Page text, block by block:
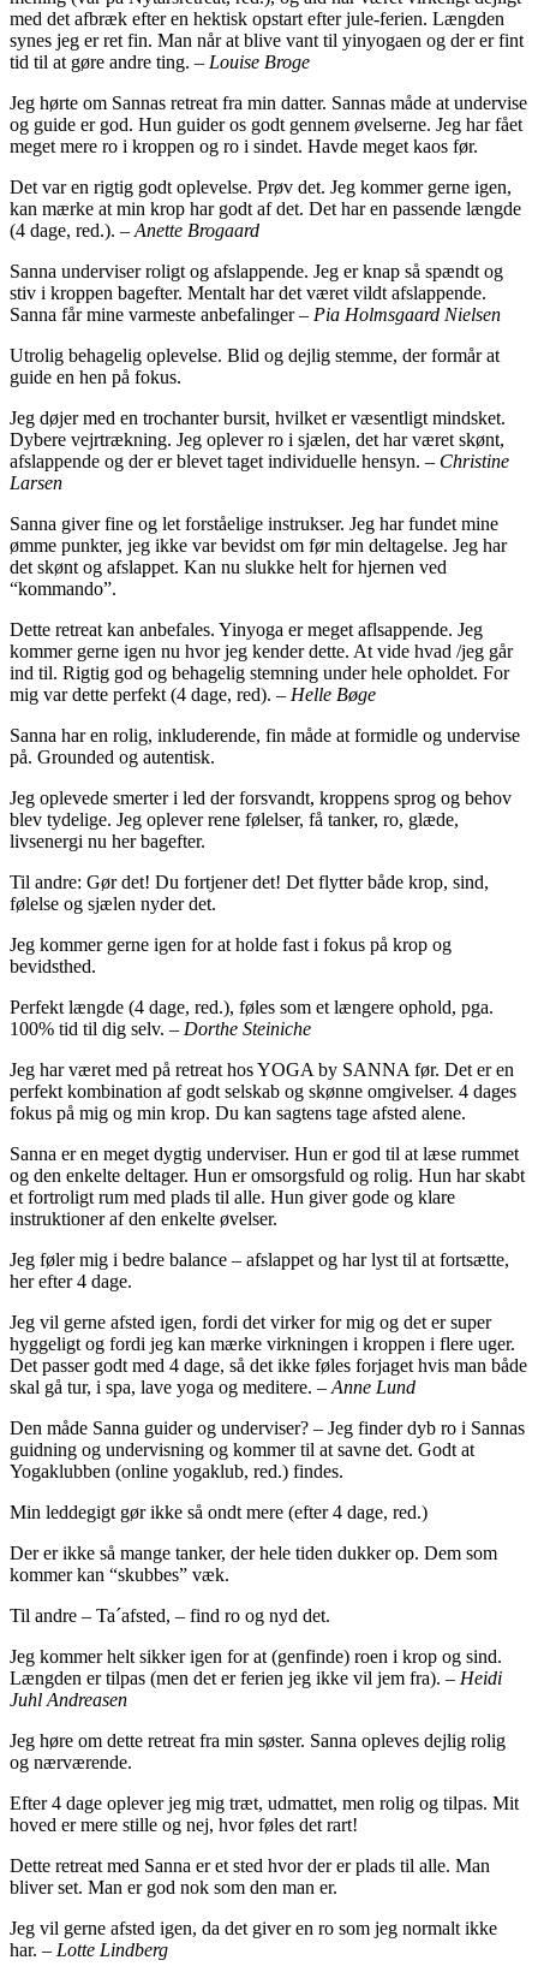
med det afbræk efter en hektisk opstart efter jule-ferien. Længden
synes jeg er ret fin. Man når at blive vant til yinyogaen og der er fint
tid til at gøre andre ting. – Louise Broge
Jeg hørte om Sannas retreat fra min datter. Sannas måde at undervise
og guide er god. Hun guider os godt gennem øvelserne. Jeg har fået
meget mere ro i kroppen og ro i sindet. Havde meget kaos før.
Det var en rigtig godt oplevelse. Prøv det. Jeg kommer gerne igen,
kan mærke at min krop har godt af det. Det har en passende længde
(4 dage, red.). – Anette Brogaard
Sanna underviser roligt og afslappende. Jeg er knap så spændt og
stiv i kroppen bagefter. Mentalt har det været vildt afslappende.
Sanna får mine varmeste anbefalinger – Pia Holmsgaard Nielsen
Utrolig behagelig oplevelse. Blid og dejlig stemme, der formår at
guide en hen på fokus.
Jeg døjer med en trochanter bursit, hvilket er væsentligt mindsket.
Dybere vejrtrækning. Jeg oplever ro i sjælen, det har været skønt,
afslappende og der er blevet taget individuelle hensyn. – Christine
Larsen
Sanna giver fine og let forståelige instrukser. Jeg har fundet mine
ømme punkter, jeg ikke var bevidst om før min deltagelse. Jeg har
det skønt og afslappet. Kan nu slukke helt for hjernen ved
“kommando”.
Dette retreat kan anbefales. Yinyoga er meget aflsappende. Jeg
kommer gerne igen nu hvor jeg kender dette. At vide hvad /jeg går
ind til. Rigtig god og behagelig stemning under hele opholdet. For
mig var dette perfekt (4 dage, red). – Helle Bøge
Sanna har en rolig, inkluderende, fin måde at formidle og undervise
på. Grounded og autentisk.
Jeg oplevede smerter i led der forsvandt, kroppens sprog og behov
blev tydelige. Jeg oplever rene følelser, få tanker, ro, glæde,
livsenergi nu her bagefter.
Til andre: Gør det! Du fortjener det! Det flytter både krop, sind,
følelse og sjælen nyder det.
Jeg kommer gerne igen for at holde fast i fokus på krop og
bevidsthed.
Perfekt længde (4 dage, red.), føles som et længere ophold, pga.
100% tid til dig selv. – Dorthe Steiniche
Jeg har været med på retreat hos YOGA by SANNA før. Det er en
perfekt kombination af godt selskab og skønne omgivelser. 4 dages
fokus på mig og min krop. Du kan sagtens tage afsted alene.
Sanna er en meget dygtig underviser. Hun er god til at læse rummet
og den enkelte deltager. Hun er omsorgsfuld og rolig. Hun har skabt
et fortroligt rum med plads til alle. Hun giver gode og klare
instruktioner af den enkelte øvelser.
Jeg føler mig i bedre balance – afslappet og har lyst til at fortsætte,
her efter 4 dage.
Jeg vil gerne afsted igen, fordi det virker for mig og det er super
hyggeligt og fordi jeg kan mærke virkningen i kroppen i flere uger.
Det passer godt med 4 dage, så det ikke føles forjaget hvis man både
skal gå tur, i spa, lave yoga og meditere. – Anne Lund
Den måde Sanna guider og underviser? – Jeg finder dyb ro i Sannas
guidning og undervisning og kommer til at savne det. Godt at
Yogaklubben (online yogaklub, red.) findes.
Min leddegigt gør ikke så ondt mere (efter 4 dage, red.)
Der er ikke så mange tanker, der hele tiden dukker op. Dem som
kommer kan “skubbes” væk.
Til andre – Ta´afsted, – find ro og nyd det.
Jeg kommer helt sikker igen for at (genfinde) roen i krop og sind.
Længden er tilpas (men det er ferien jeg ikke vil jem fra). – Heidi
Juhl Andreasen
Jeg høre om dette retreat fra min søster. Sanna opleves dejlig rolig
og nærværende.
Efter 4 dage oplever jeg mig træt, udmattet, men rolig og tilpas. Mit
hoved er mere stille og nej, hvor føles det rart!
Dette retreat med Sanna er et sted hvor der er plads til alle. Man
bliver set. Man er god nok som den man er.
Jeg vil gerne afsted igen, da det giver en ro som jeg normalt ikke
har. – Lotte Lindberg